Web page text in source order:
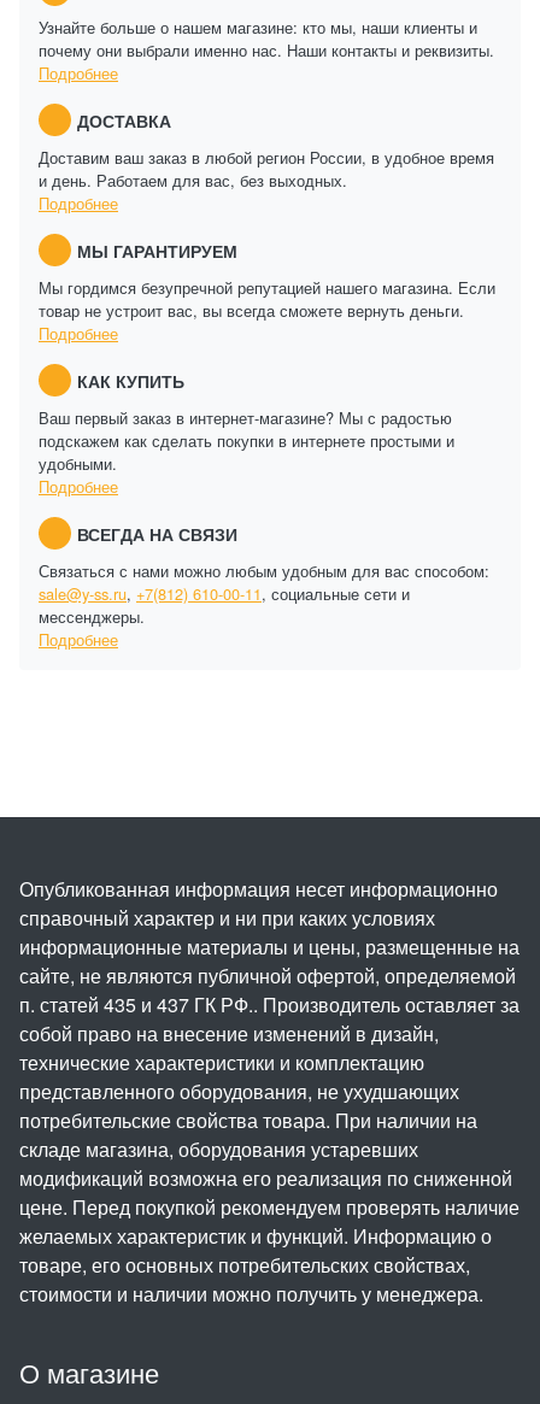
Узнайте больше о нашем магазине: кто мы, наши клиенты и
почему они выбрали именно нас. Наши контакты и реквизиты.
Подробнее
ДОСТАВКА
Доставим ваш заказ в любой регион России, в удобное время
и день. Работаем для вас, без выходных.
Подробнее
МЫ ГАРАНТИРУЕМ
Мы гордимся безупречной репутацией нашего магазина. Если
товар не устроит вас, вы всегда сможете вернуть деньги.
Подробнее
КАК КУПИТЬ
Ваш первый заказ в интернет-магазине? Мы с радостью
подскажем как сделать покупки в интернете простыми и
удобными.
Подробнее
ВСЕГДА НА СВЯЗИ
Связаться с нами можно любым удобным для вас способом:
sale@y-ss.ru, +7(812) 610-00-11, социальные сети и
мессенджеры.
Подробнее
О магазине
Опубликованная информация несет информационно
справочный характер и ни при каких условиях
информационные материалы и цены, размещенные на
сайте, не являются публичной офертой, определяемой
п. статей 435 и 437 ГК РФ.. Производитель оставляет за
собой право на внесение изменений в дизайн,
технические характеристики и комплектацию
представленного оборудования, не ухудшающих
потребительские свойства товара. При наличии на
складе магазина, оборудования устаревших
модификаций возможна его реализация по сниженной
цене. Перед покупкой рекомендуем проверять наличие
желаемых характеристик и функций. Информацию о
товаре, его основных потребительских свойствах,
стоимости и наличии можно получить у менеджера.